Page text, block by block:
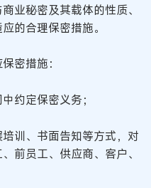
业秘密及其载体的性质、
的合理保密措施。
密措施：
约定保密义务；
培训、书面告知等方式，对
前员工、供应商、客户、